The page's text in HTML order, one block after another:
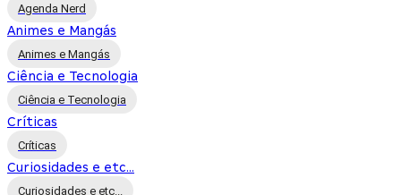
Agenda Nerd
Animes e Mangás
Animes e Mangás
Ciência e Tecnologia
Ciência e Tecnologia
Críticas
Críticas
Curiosidades e etc...
Curiosidades e etc...